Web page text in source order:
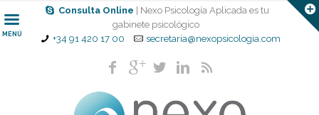
Consulta Online
| Nexo Psicología Aplicada es tu
gabinete psicológico
+34 91 420 17 00
secretaria@nexopsicologia.com
MENÚ